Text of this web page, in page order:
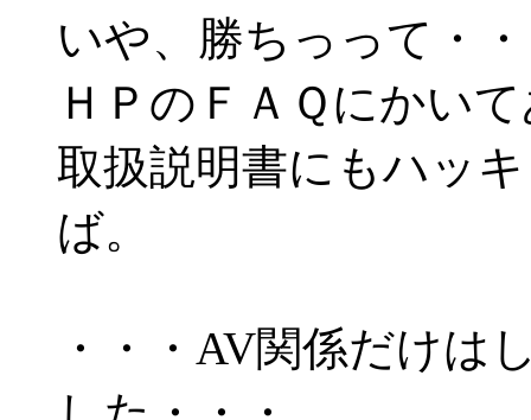
いや、勝ちっって・
ＨＰのＦＡＱにかい
取扱説明書にもハッ
ば。
・・・AV関係だけは